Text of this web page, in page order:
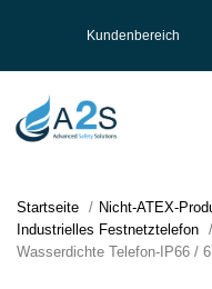
Kundenbereich
Startseite Nicht-ATEX-
Industrielles Festnetztelefon
Wasserdichte Telefon-IP66 /